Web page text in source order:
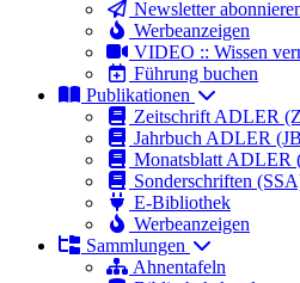
Newsletter
Werbeanzeigen
VIDEO :: Wissen
Führung buchen
Publikationen
Zeitschrift ADLER
Jahrbuch ADLER
Monatsblatt ADLER
Sonderschriften
E-Bibliothek
Werbeanzeigen
Sammlungen
Ahnentafeln